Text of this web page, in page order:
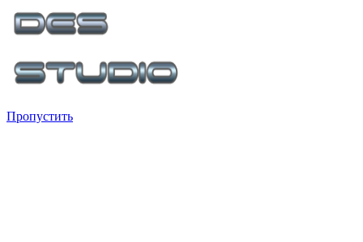
Пропустить